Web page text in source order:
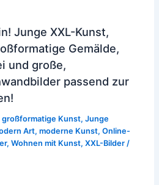
Junge XXL-Kunst,
Gemälde,
und große,
passend zur
großformatige Kunst,Junge
Art,moderne Kunst,Online-
,Wohnen mit Kunst,XXL-Bilder /